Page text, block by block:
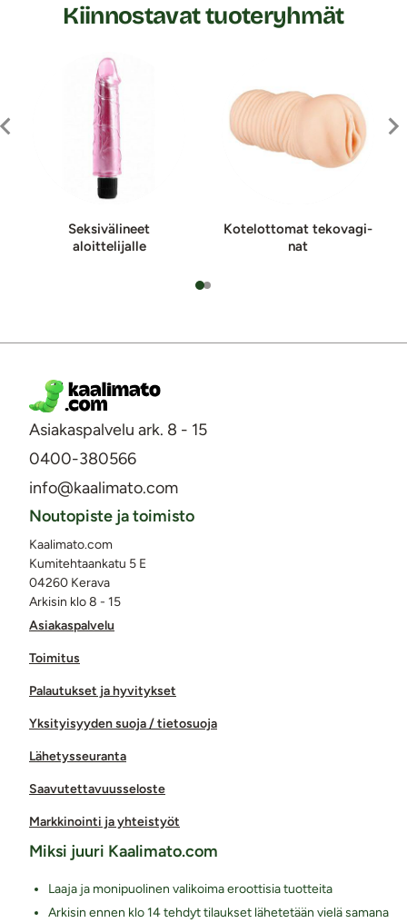
Kiinnostavat tuoteryhmät
Seksivälineet
aloittelijalle
Kotelottomat te­ko­va­gi­
nat
Asiakaspalvelu ark. 8 - 15
0400-380566
info@kaalimato.com
Asiakaspalvelu
Toimitus
Palautukset ja hyvitykset
Yksityisyyden suoja / tietosuoja
Lähetysseuranta
Saavutettavuusseloste
Markkinointi ja yhteistyöt
Noutopiste ja toimisto
Kaalimato.com
Kumitehtaankatu 5 E
04260 Kerava
Arkisin klo 8 - 15
Miksi juuri Kaalimato.com
Laaja ja monipuolinen valikoima eroottisia tuotteita
Arkisin ennen klo 14 tehdyt tilaukset lähetetään vielä samana